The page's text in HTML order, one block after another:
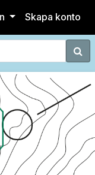
Skapa konto
Sök